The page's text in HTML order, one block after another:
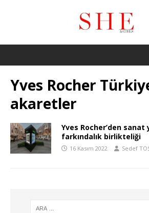
Yves Rocher
akaretler
Yves Rocher’den
farkındalık birlikteliği
16 Kasım 2022 Sedef